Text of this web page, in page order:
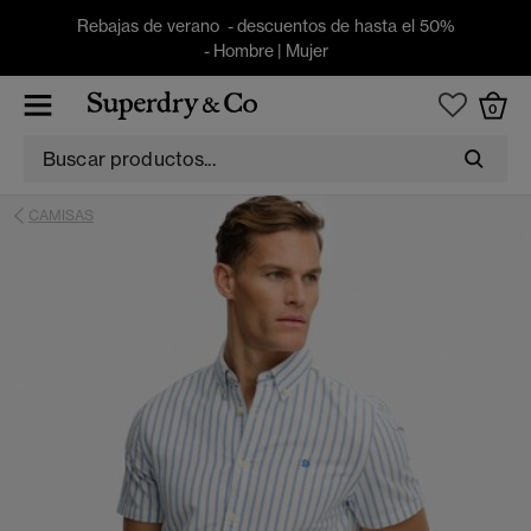
Rebajas de verano - descuentos de hasta el 50%
- Hombre| Mujer
0
CAMISAS